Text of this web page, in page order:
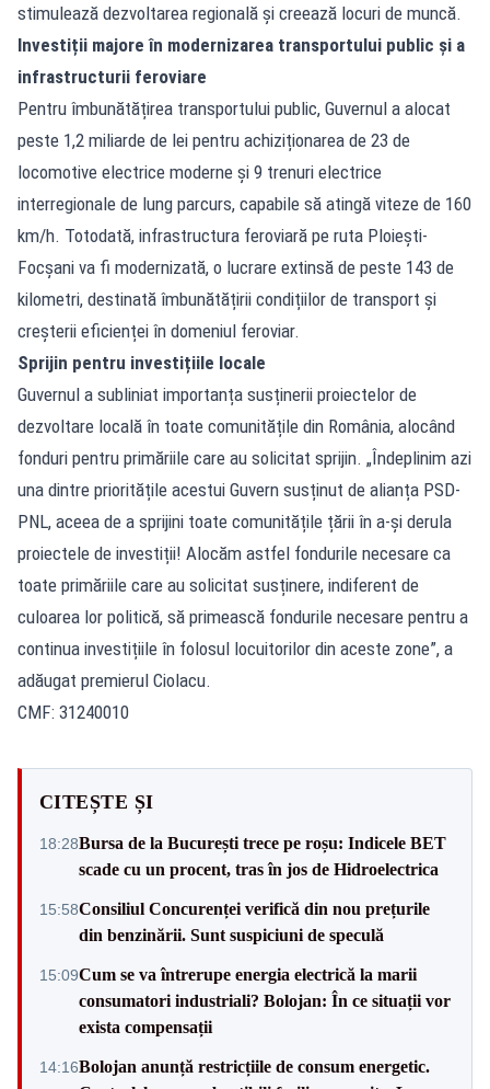
stimulează dezvoltarea regională și creează locuri de muncă.
Investiții majore în modernizarea transportului public și a
infrastructurii feroviare
Pentru îmbunătățirea transportului public, Guvernul a alocat
peste 1,2 miliarde de lei pentru achiziționarea de 23 de
locomotive electrice moderne și 9 trenuri electrice
interregionale de lung parcurs, capabile să atingă viteze de 160
km/h. Totodată, infrastructura feroviară pe ruta Ploiești-
Focșani va fi modernizată, o lucrare extinsă de peste 143 de
kilometri, destinată îmbunătățirii condițiilor de transport și
creșterii eficienței în domeniul feroviar.
Sprijin pentru investițiile locale
Guvernul a subliniat importanța susținerii proiectelor de
dezvoltare locală în toate comunitățile din România, alocând
fonduri pentru primăriile care au solicitat sprijin. „Îndeplinim azi
una dintre prioritățile acestui Guvern susținut de alianța PSD-
PNL, aceea de a sprijini toate comunitățile țării în a-și derula
proiectele de investiții! Alocăm astfel fondurile necesare ca
toate primăriile care au solicitat susținere, indiferent de
culoarea lor politică, să primească fondurile necesare pentru a
continua investițiile în folosul locuitorilor din aceste zone”, a
adăugat premierul Ciolacu.
CMF: 31240010
CITEȘTE ȘI
18:28Bursa de la București trece pe roșu: Indicele BET
scade cu un procent, tras în jos de Hidroelectrica
15:58Consiliul Concurenței verifică din nou prețurile
din benzinării. Sunt suspiciuni de speculă
15:09Cum se va întrerupe energia electrică la marii
consumatori industriali? Bolojan: În ce situații vor
exista compensații
14:16Bolojan anunță restricțiile de consum energetic.